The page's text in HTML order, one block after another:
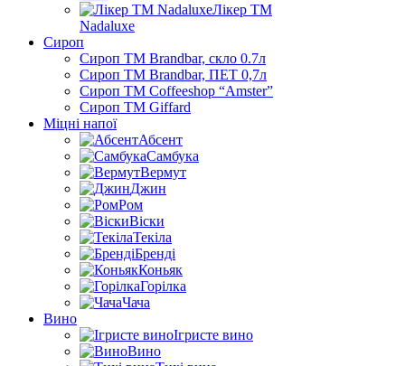
Лікер ТМ
Nadaluxe
Сироп
Сироп TM Brandbar, скло 0.7л
Сироп TM Brandbar, ПЕТ 0,7л
Сироп TM Coffeeshop “Amster”
Сироп TM Giffard
Міцні напої
Абсент
Самбука
Вермут
Джин
Ром
Віски
Текіла
Бренді
Коньяк
Горілка
Чача
Вино
Ігристе вино
Вино